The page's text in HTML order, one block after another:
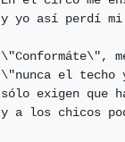
y yo así perdí mi
\"Conformáte\",
\"nunca el techo
sólo exigen que
y a los chicos